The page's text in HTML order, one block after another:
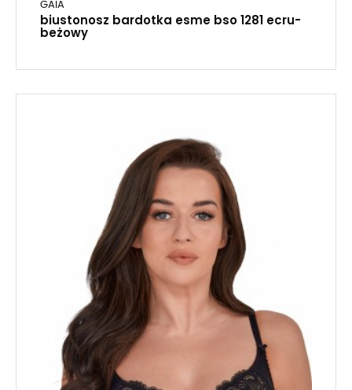
GAIA
biustonosz bardotka esme bso 1281 ecru-
beżowy